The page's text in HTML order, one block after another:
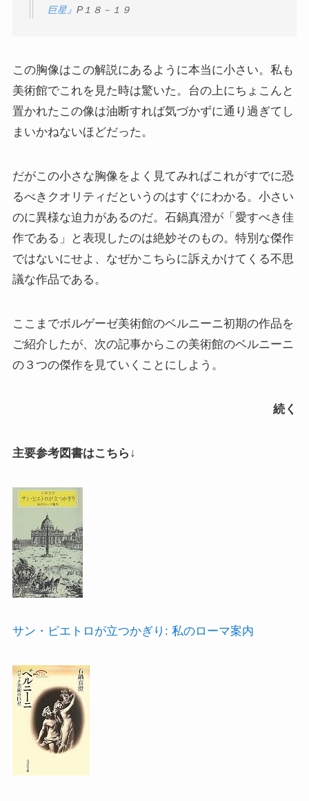
巨星』 P１８－１９
この胸像はこの解説にあるように本当に小さい。私も
美術館でこれを見た時は驚いた。台の上にちょこんと
置かれたこの像は油断すれば気づかずに通り過ぎてし
まいかねないほどだった。
だがこの小さな胸像をよく見てみればこれがすでに恐
るべきクオリティだというのはすぐにわかる。小さい
のに異様な迫力があるのだ。石鍋真澄が「愛すべき佳
作である」と表現したのは絶妙そのもの。特別な傑作
ではないにせよ、なぜかこちらに訴えかけてくる不思
議な作品である。
ここまでボルゲーゼ美術館のベルニーニ初期の作品を
ご紹介したが、次の記事からこの美術館のベルニーニ
の３つの傑作を見ていくことにしよう。
続く
主要参考図書はこちら↓
サン・ピエトロが立つかぎり: 私のローマ案内